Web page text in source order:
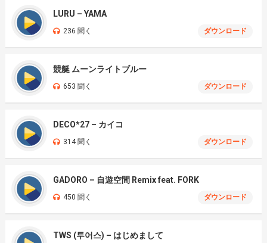
LURU – YAMA
236 聞く ダウンロード
競艇 ムーンライトブルー
653 聞く ダウンロード
DECO*27 – カイコ
314 聞く ダウンロード
GADORO – 自遊空間 Remix feat. FORK
450 聞く ダウンロード
TWS (투어스) – はじめまして